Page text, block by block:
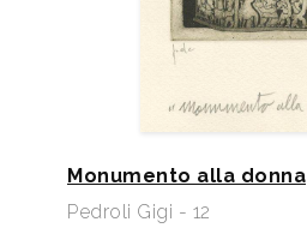
Monumento alla donna
Pedroli Gigi - 12